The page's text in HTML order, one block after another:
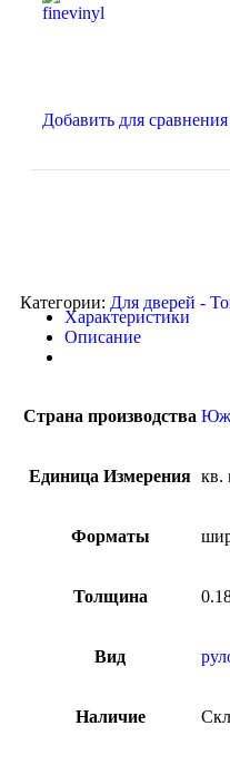
Добавить для сравнения
Категории: Для дверей -
Характеристики
Описание
Страна производства
Единица Измерения кв.
Форматы
Толщина
Вид
Наличие